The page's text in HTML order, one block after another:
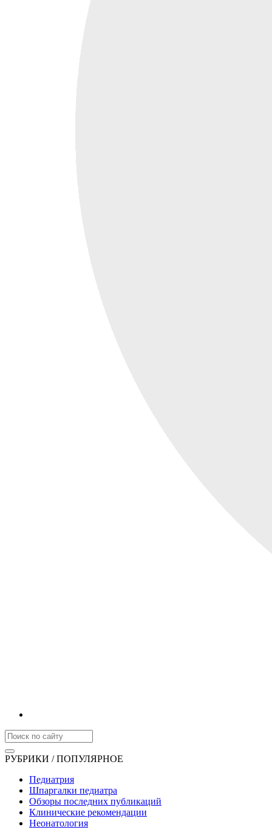
РУБРИКИ / ПОПУЛЯРНОЕ
Педиатрия
Шпаргалки педиатра
Обзоры последних публикаций
Клинические рекомендации
Неонатология